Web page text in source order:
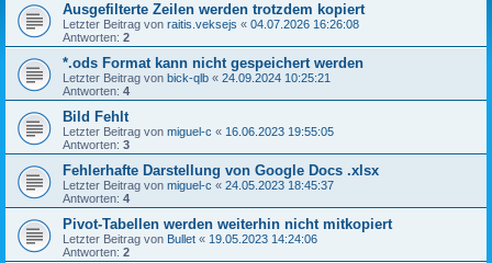
Ausgefilterte Zeilen werden trotzdem kopiert
Letzter Beitrag von raitis.veksejs « 04.07.2026 16:26:08
Antworten: 2
*.ods Format kann nicht gespeichert werden
Letzter Beitrag von bick-qlb « 24.09.2024 10:25:21
Antworten: 4
Bild Fehlt
Letzter Beitrag von miguel-c « 16.06.2023 19:55:05
Antworten: 3
Fehlerhafte Darstellung von Google Docs .xlsx
Letzter Beitrag von miguel-c « 24.05.2023 18:45:37
Antworten: 4
Pivot-Tabellen werden weiterhin nicht mitkopiert
Letzter Beitrag von Bullet « 19.05.2023 14:24:06
Antworten: 2